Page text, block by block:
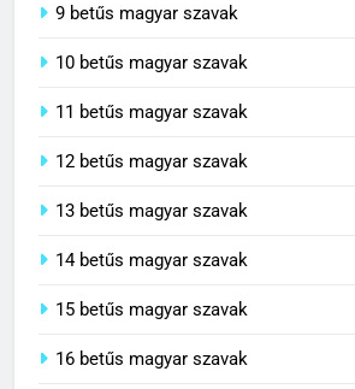
9 betűs magyar szavak
10 betűs magyar szavak
11 betűs magyar szavak
12 betűs magyar szavak
13 betűs magyar szavak
14 betűs magyar szavak
15 betűs magyar szavak
16 betűs magyar szavak